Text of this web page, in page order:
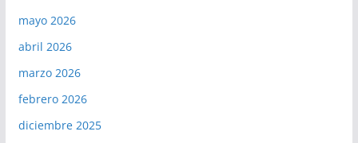
mayo 2026
abril 2026
marzo 2026
febrero 2026
diciembre 2025